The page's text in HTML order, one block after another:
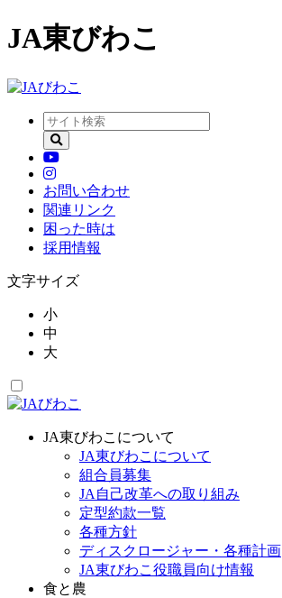
JA東びわこ
お問い合わせ
関連リンク
困った時は
採用情報
文字サイズ
小
中
大
JA東びわこについて
JA東びわこについて
組合員募集
JA自己改革への取り組み
定型約款一覧
各種方針
ディスクロージャー・各種計画
JA東びわこ役職員向け情報
食と農